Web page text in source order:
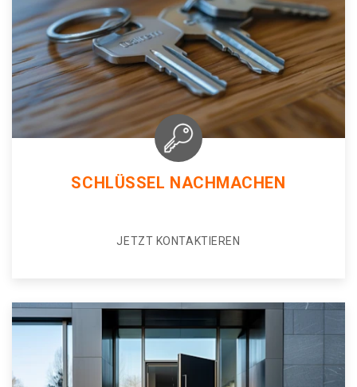
SCHLÜSSEL NACHMACHEN
JETZT KONTAKTIEREN